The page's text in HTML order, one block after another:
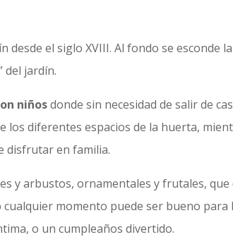
desde el siglo XVIII. Al fondo se esconde
del jardín.
niñosdonde sin necesidad de salir de
diferentes espacios de la huerta,
disfrutar en familia.
y arbustos, ornamentales y frutales,
momento puede ser bueno
o un cumpleaños divertido.